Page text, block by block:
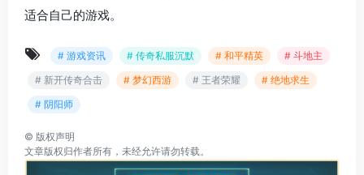
适合自己的游戏。
# 游戏资讯 # 传奇私服沉默 # 和平精英
# 斗地主
# 新开传奇合击
# 梦幻西游 # 王者荣耀
# 绝地求生
# 阴阳师
© 版权声明
文章版权归作者所有，未经允许请勿转载。